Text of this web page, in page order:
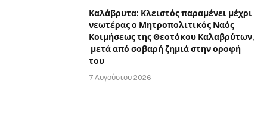
Καλάβρυτα: Κλειστός παραμένει μέχρι
νεωτέρας ο Μητροπολιτικός Ναός
Κοιμήσεως της Θεοτόκου Καλαβρύτων,
μετά από σοβαρή ζημιά στην οροφή
του
7 Αυγούστου 2026